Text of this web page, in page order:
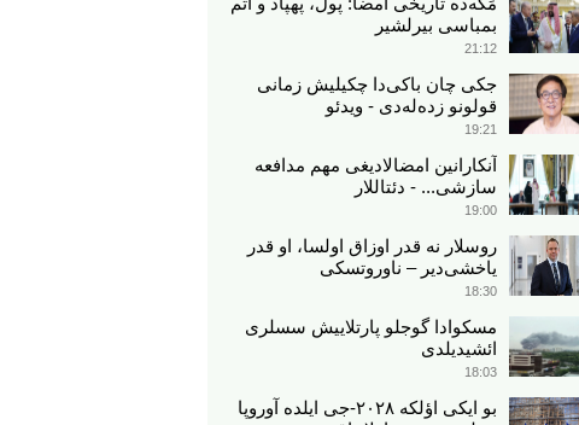
بمباسی بیرلشیر
21:12
جکی چان باکی‌دا چکیلیش زمانی
قولونو زده‌له‌دی - ویدئو
19:21
آنکارانین امضالادیغی مهم مدافعه
سازشی... - دئتاللار
19:00
روسلار نه قدر اوزاق اولسا، او قدر
یاخشی‌دیر – ناوروتسکی
18:30
مسکوادا گوجلو پارتلاییش سسلری
ائشیدیلدی
18:03
بو ایکی اؤلکه ۲۰۲۸-جی ایلده آوروپا